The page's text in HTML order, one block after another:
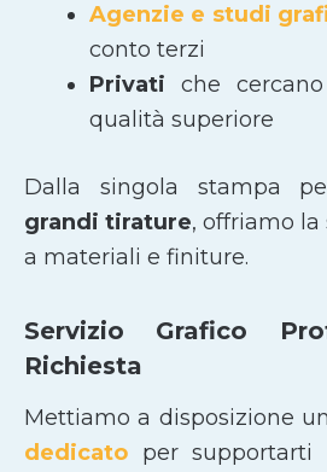
Agenzie e studi
conto terzi
Privati che
qualità superiore
Dalla singola stampa
grandi tirature, offriamo
a materiali e finiture.
Servizio Grafico
Richiesta
Mettiamo a disposizione un
dedicato per supportarti